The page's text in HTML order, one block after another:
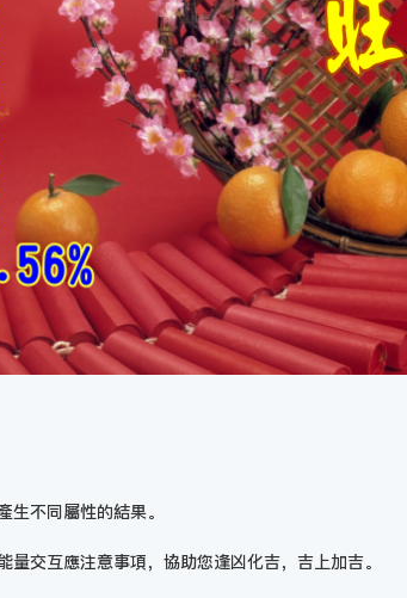
不同屬性的結果。
交互應注意事項，協助您逢凶化吉，吉上加吉。